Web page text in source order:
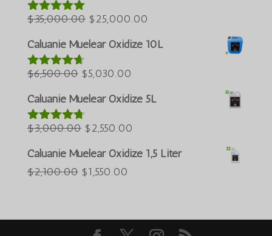
war:
$60,000.00.
Bewertet
von 5
$35,000.00 Der
ursprüngliche
war:
$35,000.00.
$25,000.00
Caluanie Muelear Oxidize 10L
Bewertet
von 5
$6,500.00 Der
ursprüngliche
Preis
war:
$6,500.00.
$5,030.00
aktuelle
beträgt:
$5,030.00.
Caluanie Muelear Oxidize 5L
Bewertet
von 5
$3,000.00 Der
ursprüngliche
$2,550.00
Caluanie Muelear Oxidize 1,5 Liter
$2,100.00 Der
$1,550.00
beträgt:简体中文
한국어
Bahasa Melayu